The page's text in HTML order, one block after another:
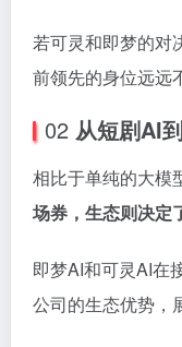
若可灵和即梦的对
前领先的身位远远
02 从短剧AI
相比于单纯的大模
场券，生态则决定
即梦AI和可灵AI在
公司的生态优势，